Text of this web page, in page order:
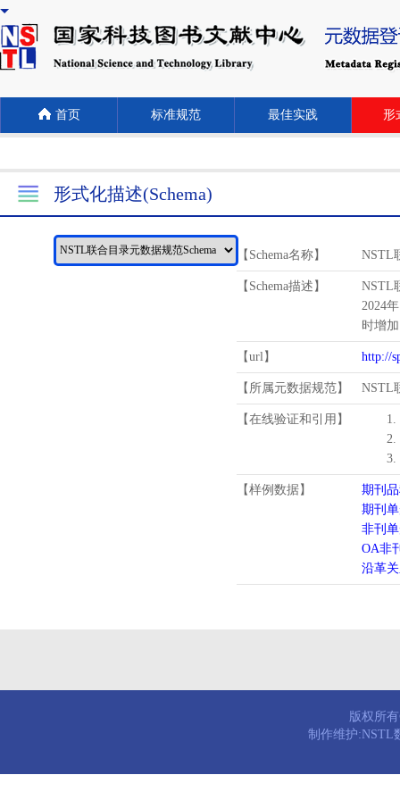
首页 标准规范 最佳实践 形
形式化描述(Schema)
【Schema名称】 NSTL
【Schema描述】
NSTL
2024
时增
【url】 http://
【所属元数据规范】 NSTL
【在线验证和引用】
1.
2.
3.
【样例数据】
期刊
期刊
非刊
OA非
沿革
版权所
制作维护:NSTL